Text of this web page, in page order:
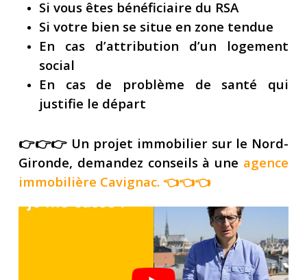
Si vous êtes bénéficiaire du RSA
Si votre bien se situe en zone tendue
En cas d’attribution d’un logement
social
En cas de problème de santé qui
justifie le départ
👉👉👉 Un projet immobilier sur le Nord-
Gironde, demandez conseils à une agence
immobilière Cavignac.👈👈👈